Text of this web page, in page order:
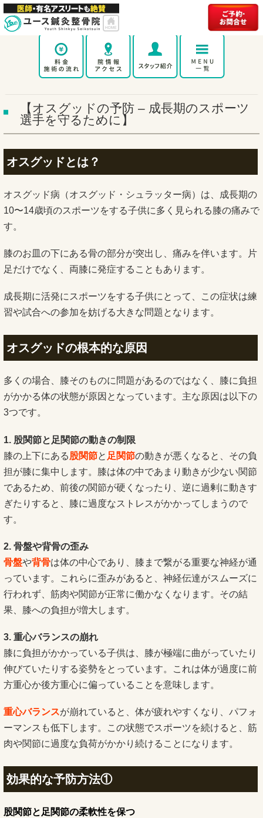
【オスグッドの予防 – 成長期のスポーツ
選手を守るために】
オスグッドとは？
オスグッド病（オスグッド・シュラッター病）は、成長期の
10〜14歳頃のスポーツをする子供に多く見られる膝の痛みで
す。
膝のお皿の下にある骨の部分が突出し、痛みを伴います。片
足だけでなく、両膝に発症することもあります。
成長期に活発にスポーツをする子供にとって、この症状は練
習や試合への参加を妨げる大きな問題となります。
オスグッドの根本的な原因
多くの場合、膝そのものに問題があるのではなく、膝に負担
がかかる体の状態が原因となっています。主な原因は以下の
3つです。
1. 股関節と足関節の動きの制限
膝の上下にある股関節と 足関節の動きが悪くなると、その負
担が膝に集中します。膝は体の中であまり動きが少ない関節
であるため、前後の関節が硬くなったり、逆に過剰に動きす
ぎたりすると、膝に過度なストレスがかかってしまうので
す。
2. 骨盤や背骨の歪み
骨盤や背骨は体の中心であり、膝まで繋がる重要な神経が通
っています。これらに歪みがあると、神経伝達がスムーズに
行われず、筋肉や関節が正常に働かなくなります。その結
果、膝への負担が増大します。
3. 重心バランスの崩れ
膝に負担がかかっている子供は、膝が極端に曲がっていたり
伸びていたりする姿勢をとっています。これは体が過度に前
方重心か後方重心に偏っていることを意味します。
重心バランスが崩れていると、体が疲れやすくなり、パフォ
ーマンスも低下します。この状態でスポーツを続けると、筋
肉や関節に過度な負荷がかかり続けることになります。
効果的な予防方法①
股関節と足関節の柔軟性を保つ